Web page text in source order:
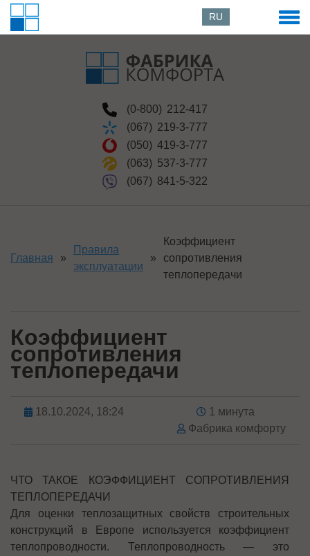
(0-800) 212-417
(067) 219-3-777
(050) 419-3-777
(063) 537-3-777
(067) 841-5-322
RU
Главная »
Правила
эксплуатации
»
Коэффициент
сопротивления
теплопередачи
Коэффициент
сопротивления
теплопередачи
18.10.2024, 18:24
1 минута
Фабрика комфорту
ЧТО ТАКОЕ КОЭФФИЦИЕНТ СОПРОТИВЛЕНИЯ
ТЕПЛОПЕРЕДАЧИ
Для оценки теплозащитных свойств строительных
конструкций в Европе используется коэффициент
теплопроводности. Теплопроводность — это